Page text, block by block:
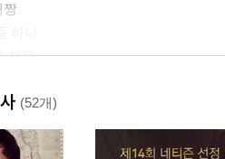
짱
선물
스
(52개)